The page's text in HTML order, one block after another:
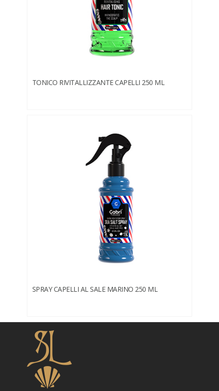
TONICO RIVITALLIZZANTE CAPELLI 250 ML
SPRAY CAPELLI AL SALE MARINO 250 ML